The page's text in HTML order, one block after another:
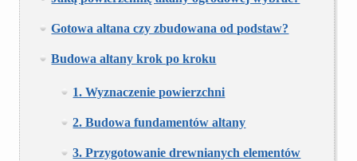
Gotowa altana czy zbudowana od podstaw?
Budowa altany krok po kroku
1. Wyznaczenie powierzchni
2. Budowa fundamentów altany
3. Przygotowanie drewnianych elementów